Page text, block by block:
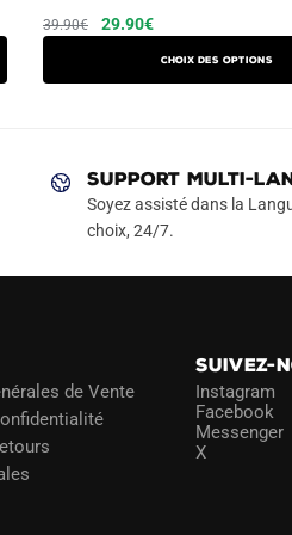
39.90€
Le
29.90€Le
Choix des options
Ce
produit
a
Les
options
peuvent
produit
SUPPORT MULTI-
Soyez assisté dans la
choix, 24/7.
de Vente
SUIVEZ-
Instagram
Facebook
Messenger
X